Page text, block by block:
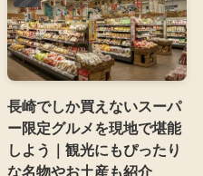
長崎でしか買えないスーパ
ー限定グルメを現地で堪能
しよう｜観光にもぴったり
な名物やお土産も紹介